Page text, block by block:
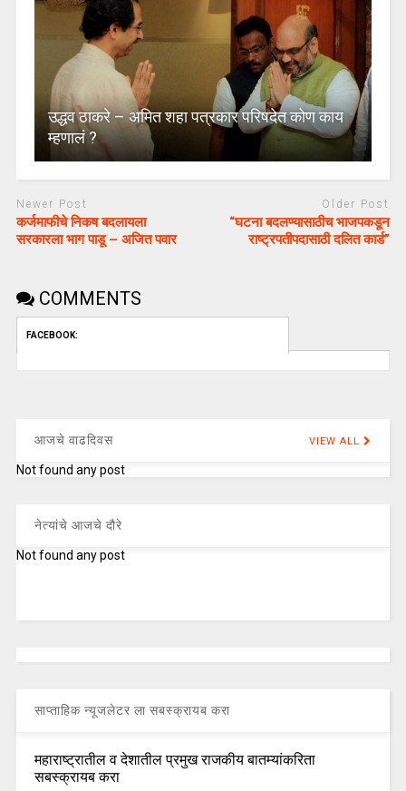
उद्धव ठाकरे – अमित शहा पत्रकार परिषदेत कोण काय
म्हणालं ?
Newer Post
कर्जमाफीचे निकष बदलायला
सरकारला भाग पाडू – अजित पवार
Older Post
“घटना बदलण्यासाठीच भाजपकडून
राष्ट्रपतीपदासाठी दलित कार्ड”
COMMENTS
FACEBOOK:
आजचे वाढदिवस VIEW ALL
Not found any post
नेत्यांचे आजचे दौरे
Not found any post
साप्ताहिक न्यूजलेटर ला सबस्क्रायब करा
महाराष्ट्रातील व देशातील प्रमुख राजकीय बातम्यांकरिता
सबस्क्रायब करा